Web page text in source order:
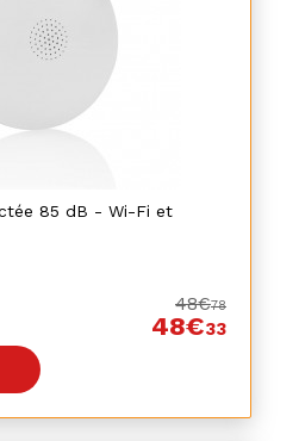
85 dB - Wi-Fi et
48€78
48€33